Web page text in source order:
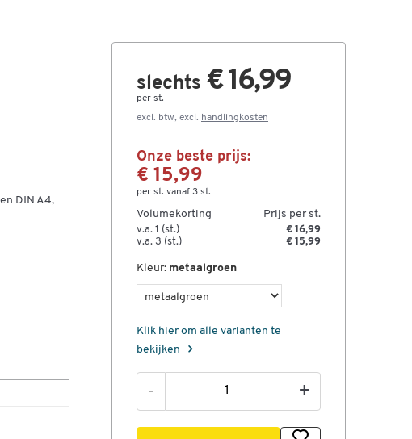
DIN A4,
slechts € 16,99
per st.
excl. btw, excl. handlingkosten
Onze beste prijs:
€ 15,99
per st. vanaf 3 st.
Volumekorting Prijs per st.
v.a. 1 (st.)
€ 16,99
v.a. 3 (st.)
€ 15,99
Kleur: metaalgroen
Klik hier om alle varianten te
bekijken
- +